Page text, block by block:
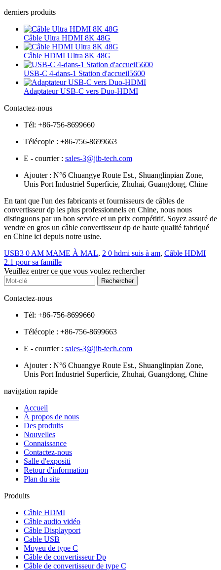
derniers produits
Câble Ultra HDMI 8K 48G
Câble HDMI Ultra 8K 48G
USB-C 4-dans-1 Station d'accueil5600
Adaptateur USB-C vers Duo-HDMI
Contactez-nous
Tél: +86-756-8699660
Télécopie : +86-756-8699663
E - courrier : sales-3@jib-tech.com
Ajouter : N°6 Chuangye Route Est., Shuanglinpian Zone,
Unis Port Industriel Superficie, Zhuhai, Guangdong, Chine
En tant que l'un des fabricants et fournisseurs de câbles de
convertisseur dp les plus professionnels en Chine, nous nous
distinguons par un bon service et un prix compétitif. Soyez assuré de
vendre en gros un câble convertisseur dp de haute qualité fabriqué
en Chine ici depuis notre usine.
USB3 0 AM MAME À MAL, 2 0 hdmi suis à am, Câble HDMI
2.1 pour sa famille
Veuillez entrer ce que vous voulez rechercher
Contactez-nous
Tél: +86-756-8699660
Télécopie : +86-756-8699663
E - courrier : sales-3@jib-tech.com
Ajouter : N°6 Chuangye Route Est., Shuanglinpian Zone,
Unis Port Industriel Superficie, Zhuhai, Guangdong, Chine
navigation rapide
Accueil
À propos de nous
Des produits
Nouvelles
Connaissance
Contactez-nous
Salle d'expositi
Retour d'information
Plan du site
Produits
Câble HDMI
Câble audio vidéo
Câble Displayport
Cable USB
Moyeu de type C
Câble de convertisseur Dp
Câble de convertisseur de type C